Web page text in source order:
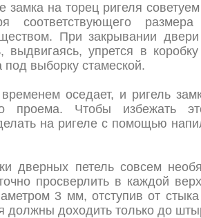
замка на торец ригеля
соответствующего
При закрывании
выдвигаясь, упрется в
под выборку стамеской.
оседает, и ригель
проема. Чтобы избежать
на ригеле с помощью
дверных петель совсем
просверлить в каждой
3 мм, отступив от
должны доходить только до